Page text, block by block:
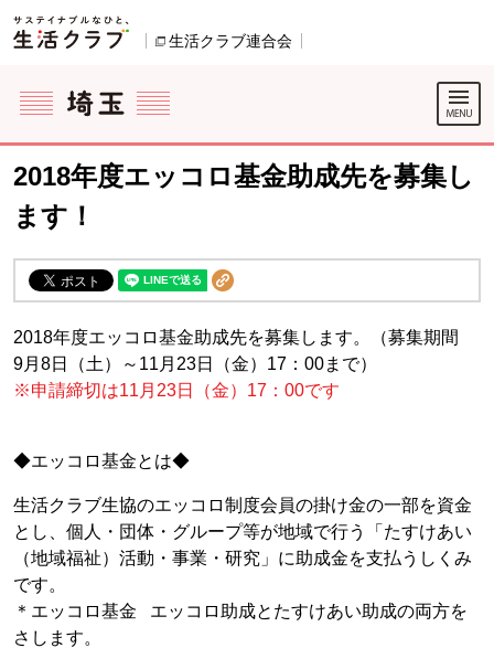
ページの先頭です。
生活クラブ連合会
ここからサイト内共通メニューです。
サイト内共通メニューをスキップする
サイト内共通メニューここまで。
2018年度エッコロ基金助成先を募集し
ます！
2018年度エッコロ基金助成先を募集します。（募集期間
9月8日（土）～11月23日（金）17：00まで）
※申請締切は11月23日（金）17：00です
◆エッコロ基金とは◆
生活クラブ生協のエッコロ制度会員の掛け金の一部を資金
とし、個人・団体・グループ等が地域で行う「たすけあい
（地域福祉）活動・事業・研究」に助成金を支払うしくみ
です。
＊エッコロ基金 エッコロ助成とたすけあい助成の両方を
さします。